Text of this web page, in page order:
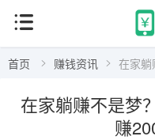
首页 赚钱资讯 在家躺
在家躺赚不是梦
赚